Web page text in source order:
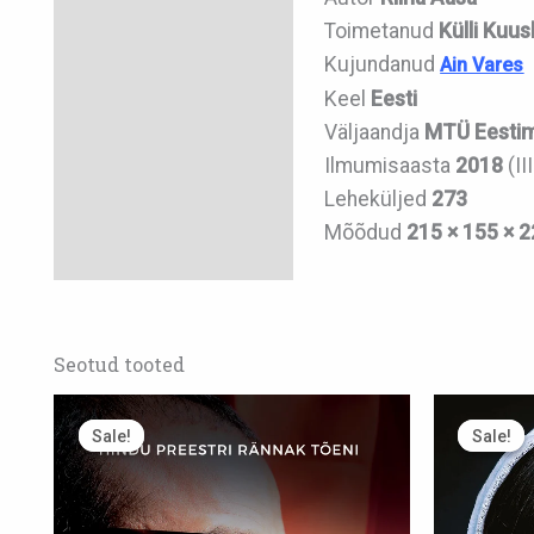
Toimetanud Külli
KujundanudAin Vares
Keel Eesti
Väljaandja MTÜ
Ilmumisaasta 2018
Leheküljed 273
Mõõdud 215 × 155 ×
Seotud tooted
Sale!
Sale!
Algne
hind
oli:
18,00 €.
Praegune
hind
14,00 €.
Sale!
Sale!hind
oli: